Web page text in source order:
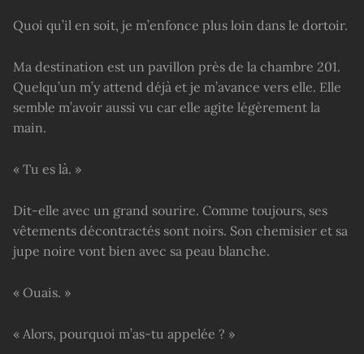
Quoi qu’il en soit, je m’enfonce plus loin dans le dortoir.
Ma destination est un pavillon près de la chambre 201.
Quelqu’un m’y attend déjà et je m’avance vers elle. Elle
semble m’avoir aussi vu car elle agite légèrement la
main.
« Tu es là. »
Dit-elle avec un grand sourire. Comme toujours, ses
vêtements décontractés sont noirs. Son chemisier et sa
jupe noire vont bien avec sa peau blanche.
« Ouais. »
« Alors, pourquoi m’as-tu appelée ? »